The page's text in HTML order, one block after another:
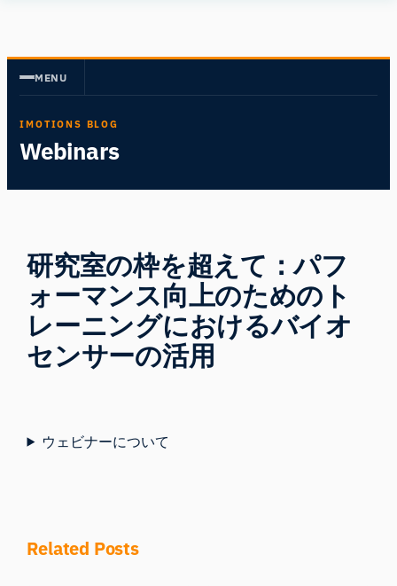
を
ス
ッ
プ
MENU
IMOTIONS BLOG
Webinars
研究室の枠を超えて：パフ
ォーマンス向上のためのト
レーニングにおけるバイオ
センサーの活用
ウェビナーについて
Related Posts